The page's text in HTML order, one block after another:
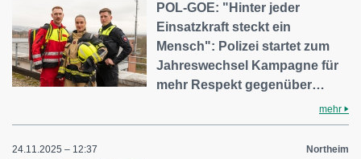
POL-GOE: "Hinter jeder
Einsatzkraft steckt ein
Mensch": Polizei startet zum
Jahreswechsel Kampagne für
mehr Respekt gegenüber…
mehr
24.11.2025 – 12:37 Northeim